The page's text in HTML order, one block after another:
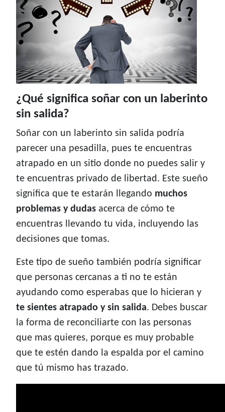
¿Qué significa soñar con un laberinto
sin salida?
Soñar con un laberinto sin salida podría
parecer una pesadilla, pues te encuentras
atrapado en un sitio donde no puedes salir y
te encuentras privado de libertad. Este sueño
significa que te estarán llegando muchos
problemas y dudas acerca de cómo te
encuentras llevando tu vida, incluyendo las
decisiones que tomas.
Este tipo de sueño también podría significar
que personas cercanas a ti no te están
ayudando como esperabas que lo hicieran y
te sientes atrapado y sin salida. Debes buscar
la forma de reconciliarte con las personas
que mas quieres, porque es muy probable
que te estén dando la espalda por el camino
que tú mismo has trazado.